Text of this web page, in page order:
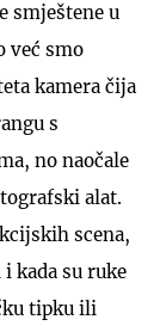
smještene u
već smo
kamera čija
s
no naočale
alat.
scena,
kada su ruke
tipku ili